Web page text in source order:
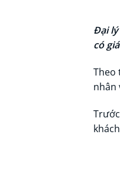
Đại
có
Theo
nhân